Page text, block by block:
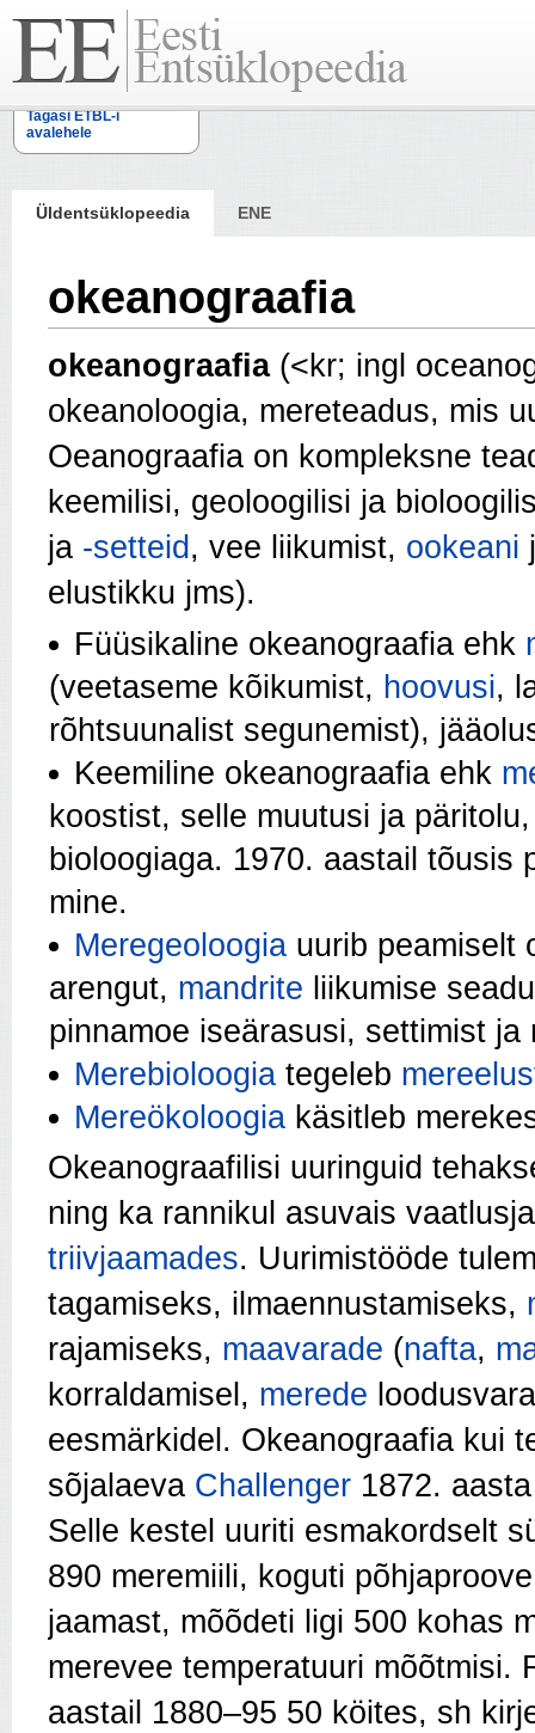
Tagasi ETBL-i
avalehele
Üldentsüklopeedia ENE
okeanograafia
okeanograafia(<kr; ingl
okeanoloogia, mereteadus, mis
Oeanograafia on kompleksne
keemilisi, geoloogilisi ja
ja -setteid , vee liikumist, ookeani
elustikku jms).
Füüsikaline okeanograafia ehk
(veetaseme kõikumist, hoovusi,
rõhtsuunalist segunemist),
Keemiline okeanograafia ehk
koostist, selle muutusi ja
bioloogiaga. 1970. aastail
mine.
Meregeoloogia uurib peamiselt
arengut, mandrite liiku­mise
pinnamoe iseärasusi, settimist ja
Merebioloogia tegeleb
Mereökoloogia käsitleb
Okeanograafilisi uuringuid
ning ka rannikul asuvais
triivjaamades. Uurimistööde
tagamiseks, ilmaennustamiseks,
rajamiseks, maavarade (naf­ta,
korraldami­sel, merede
eesmärkidel. Okeanograafia kui
sõjalaeva Challenger 1872.
Selle kestel uuriti esmakord­selt
890 me­remiili, koguti
jaamast, mõõdeti ligi 500 kohas
merevee temperatuuri mõõtmisi.
aastail 1880–95 50 köi­tes, sh